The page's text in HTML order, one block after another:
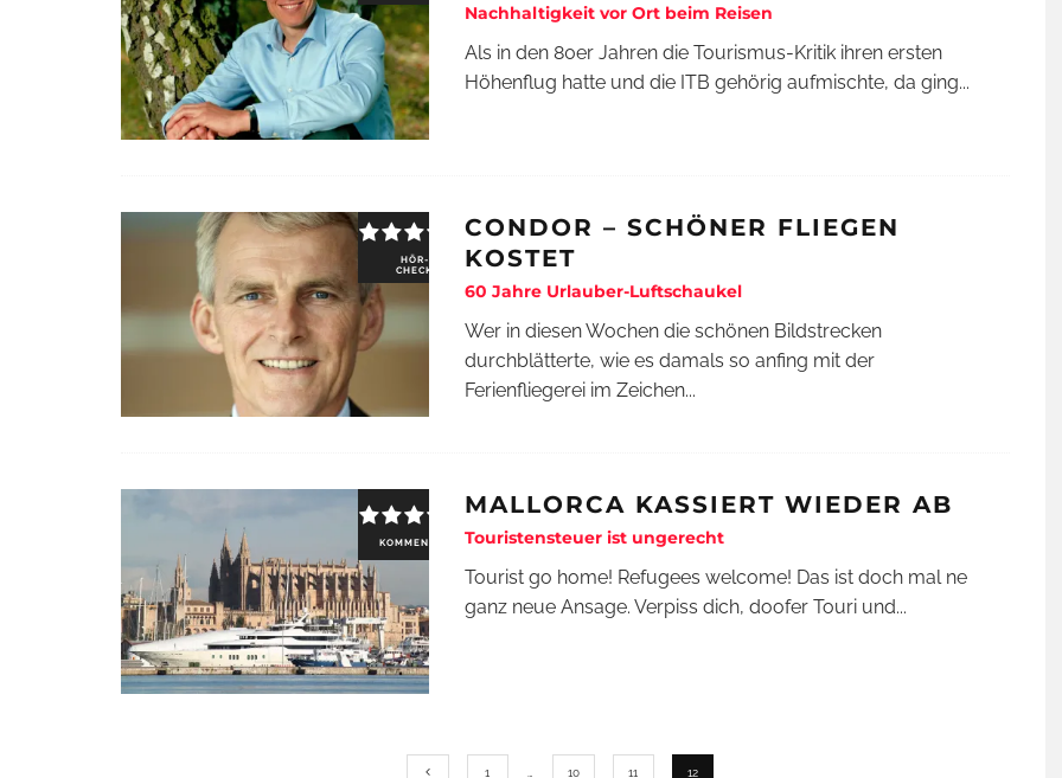
Nachhaltigkeit vor Ort beim Reisen
Als in den 80er Jahren die Tourismus-Kritik ihren ersten
Höhenflug hatte und die ITB gehörig aufmischte, da ging...
HÖR-
CHECK
CONDOR – SCHÖNER FLIEGEN
KOSTET
60 Jahre Urlauber-Luftschaukel
Wer in diesen Wochen die schönen Bildstrecken
durchblätterte, wie es damals so anfing mit der
Ferienfliegerei im Zeichen...
KOMMENTAR
MALLORCA KASSIERT WIEDER AB
Touristensteuer ist ungerecht
Tourist go home! Refugees welcome! Das ist doch mal ne
ganz neue Ansage. Verpiss dich, doofer Touri und...
1 … 10 11 12